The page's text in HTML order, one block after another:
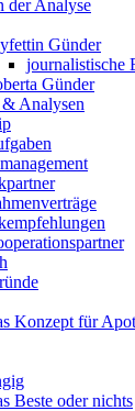
der Analyse
Günder
journalistische
Günder
Analysen
Konzept für
Beste oder nichts